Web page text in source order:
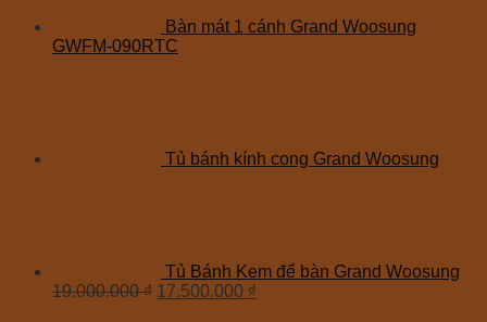
Bàn mát 1 cánh Grand Woosung
GWFM-090RTC
Tủ bánh kính cong Grand Woosung
Tủ Bánh Kem để bàn Grand Woosung
19.000.000₫ 17.500.000 ₫